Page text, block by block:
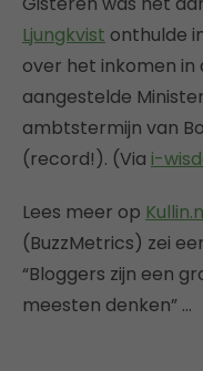
Ljungkvist onthulde
over het inkomen in
aangestelde
ambtstermijn van
(record!). (Via i-
Lees meer op
(BuzzMetrics) zei
“Bloggers zijn een
meesten denken” …